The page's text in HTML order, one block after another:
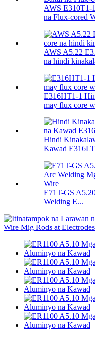
AWS E310T1-
na Flux-cored
AWS A5.22
na hindi
E316HT1-1
may flux core
Hindi
Kawad
E71T-GS
Welding E...